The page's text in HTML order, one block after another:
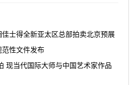
士得全新亚太区总部拍卖北京预展
范性文件发布
现当代国际大师与中国艺术家作品